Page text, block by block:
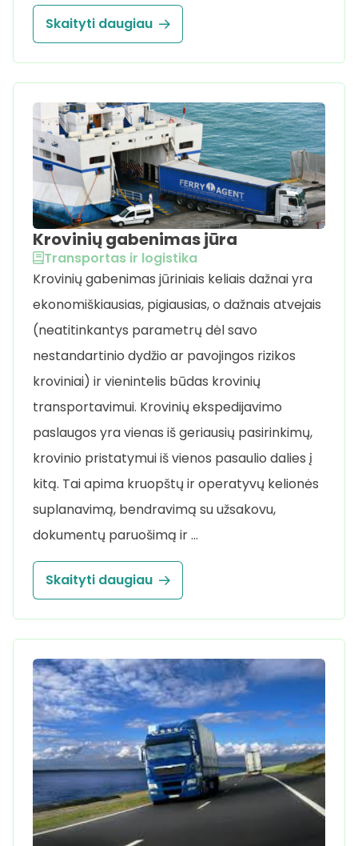
Skaityti daugiau
Krovinių gabenimas jūra
Transportas ir logistika
Krovinių gabenimas jūriniais keliais dažnai yra
ekonomiškiausias, pigiausias, o dažnais atvejais
(neatitinkantys parametrų dėl savo
nestandartinio dydžio ar pavojingos rizikos
kroviniai) ir vienintelis būdas krovinių
transportavimui. Krovinių ekspedijavimo
paslaugos yra vienas iš geriausių pasirinkimų,
krovinio pristatymui iš vienos pasaulio dalies į
kitą. Tai apima kruopštų ir operatyvų kelionės
suplanavimą, bendravimą su užsakovu,
dokumentų paruošimą ir …
Skaityti daugiau